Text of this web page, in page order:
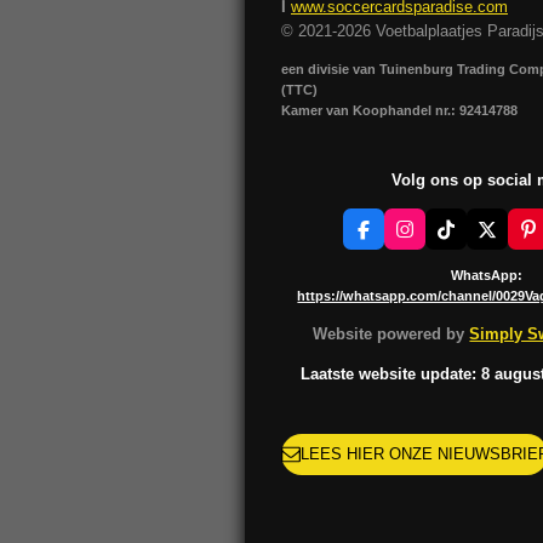
www.soccercardsparadise.com
© 2021-2026 Voetbalplaatjes Paradijs
een divisie van Tuinenburg Trading
(TTC)
Kamer van Koophandel nr.: 92414788
Volg ons op social
F
a
e
b
o
o
I
n
t
a
g
r
m
T
k
T
o
k
X
P
i
t
e
r
e
t
WhatsApp:
https://whatsapp.com/channel/
Website powered bySimply
Laatste website update: 8
LEES HIER ONZE